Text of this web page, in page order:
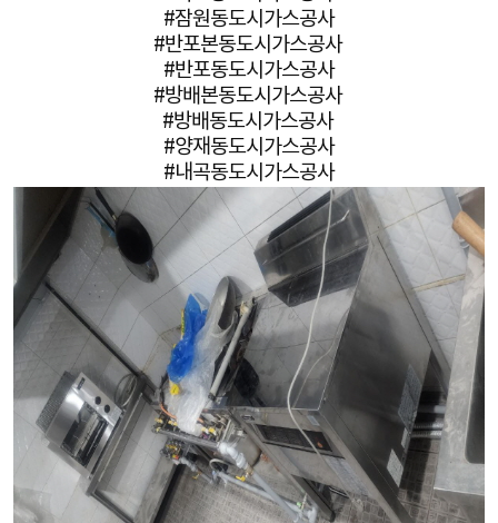
#잠원동도시가스공사
#반포본동도시가스공사
#반포동도시가스공사
#방배본동도시가스공사
#방배동도시가스공사
#양재동도시가스공사
#내곡동도시가스공사